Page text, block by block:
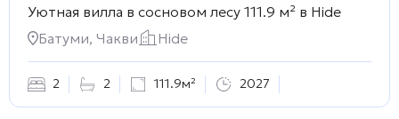
Уютная вилла в сосновом лесу 111.9 м² в Hide
Батуми, Чакви
Hide
2 2 111.9м² 2027